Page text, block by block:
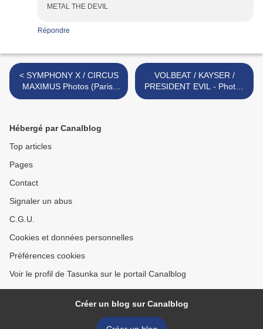
METAL THE DEVIL
Répondre
< SYMPHONY X / CIRCUS
MAXIMUS Photos (Paris,
Bataclan, 5 mars 2008)
VOLBEAT / KAYSER /
PRESIDENT EVIL - Photos
(Paris 22 fev. 2008) >
Hébergé par Canalblog
Top articles
Pages
Contact
Signaler un abus
C.G.U.
Cookies et données personnelles
Préférences cookies
Voir le profil de Tasunka sur le portail Canalblog
Créer un blog sur Canalblog